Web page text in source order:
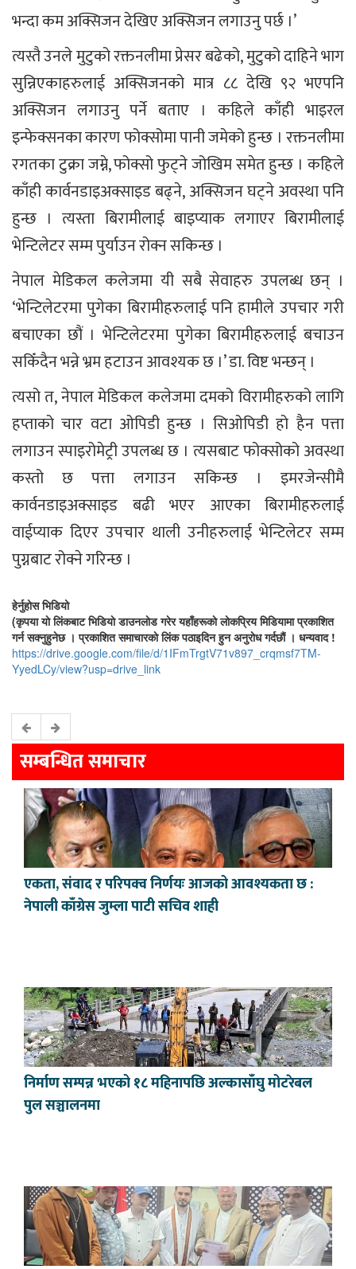
भन्दा कम अक्सिजन देखिए अक्सिजन लगाउनु पर्छ ।’
त्यस्तै उनले मुटुको रक्तनलीमा प्रेसर बढेको, मुटुको दाहिने भाग
सुन्निएकाहरुलाई अक्सिजनको मात्र ८८ देखि ९२ भएपनि
अक्सिजन लगाउनु पर्ने बताए । कहिले काँही भाइरल
इन्फेक्सनका कारण फोक्सोमा पानी जमेको हुन्छ । रक्तनलीमा
रगतका टुक्रा जम्ने, फोक्सो फुट्ने जोखिम समेत हुन्छ । कहिले
काँही कार्वनडाइअक्साइड बढ्ने, अक्सिजन घट्ने अवस्था पनि
हुन्छ । त्यस्ता बिरामीलाई बाइप्याक लगाएर बिरामीलाई
भेन्टिलेटर सम्म पुर्याउन रोक्न सकिन्छ ।
नेपाल मेडिकल कलेजमा यी सबै सेवाहरु उपलब्ध छन् ।
‘भेन्टिलेटरमा पुगेका बिरामीहरुलाई पनि हामीले उपचार गरी
बचाएका छौं । भेन्टिलेटरमा पुगेका बिरामीहरुलाई बचाउन
सकिँदैन भन्ने भ्रम हटाउन आवश्यक छ ।’ डा. विष्ट भन्छन् ।
त्यसो त, नेपाल मेडिकल कलेजमा दमको विरामीहरुको लागि
हप्ताको चार वटा ओपिडी हुन्छ । सिओपिडी हो हैन पत्ता
लगाउन स्पाइरोमेट्री उपलब्ध छ । त्यसबाट फोक्सोको अवस्था
कस्तो छ पत्ता लगाउन सकिन्छ । इमरजेन्सीमै
कार्वनडाइअक्साइड बढी भएर आएका बिरामीहरुलाई
वाईप्याक दिएर उपचार थाली उनीहरुलाई भेन्टिलेटर सम्म
पुग्नबाट रोक्ने गरिन्छ ।
हेर्नुहोस भिडियो
(कृपया याे लिंकबाट भिडियाे डाउनलाेड गरेर यहाँहरूकाे लाेकप्रिय मिडियामा प्रकाशित
गर्न सक्नुहुनेछ । प्रकाशित समाचारकाे लिंक पठाइदिन हुन अनुराेध गर्दछाैं । धन्यवाद !
https://drive.google.com/file/d/1IFmTrgtV71v897_crqmsf7TM-
YyedLCy/view?usp=drive_link
सम्बन्धित समाचार
एकता, संवाद र परिपक्व निर्णयः आजको आवश्यकता छ :
नेपाली काँग्रेस जुम्ला पाटी सचिव शाही
निर्माण सम्पन्न भएको १८ महिनापछि अल्कासाँघु मोटरेबल
पुल सञ्चालनमा